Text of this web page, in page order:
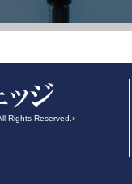
Rights Reserved.›